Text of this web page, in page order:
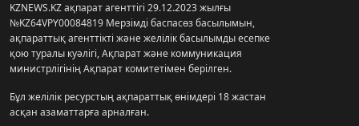
KZNEWS.KZ ақпарат агенттігі 29.12.2023 жылғы
№KZ64VPY00084819 Мерзімді баспасөз басылымын,
ақпараттық агенттікті және желілік басылымды есепке
қою туралы куәлігі, Ақпарат және коммуникация
министрлігінің Ақпарат комитетімен берілген.
Бұл желілік ресурстың ақпараттық өнімдері 18 жастан
асқан азаматтарға арналған.